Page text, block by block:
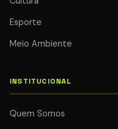
Esporte
Meio Ambiente
INSTITUCIONAL
Quem Somos